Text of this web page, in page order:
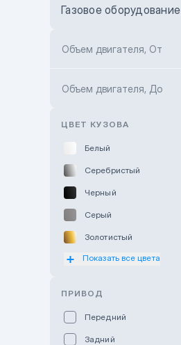
Toyota Kokshetau
Hyundai ShymCity
Газовое оборудование
Объем двигателя, От
Объем двигателя, До
ЦВЕТ КУЗОВА
Белый
Серебристый
Черный
Серый
Золотистый
Оранжевый
Показать все цвета
ПРИВОД
Передний
Задний